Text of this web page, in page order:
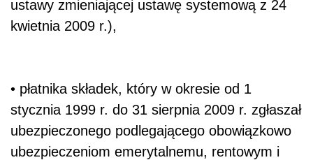
ustawy zmieniającej ustawę systemową z 24
kwietnia 2009 r.),
• płatnika składek, który w okresie od 1
stycznia 1999 r. do 31 sierpnia 2009 r. zgłaszał
ubezpieczonego podlegającego obowiązkowo
ubezpieczeniom emerytalnemu, rentowym i